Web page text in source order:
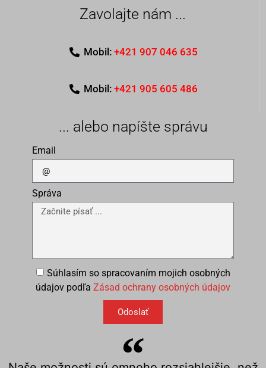
Zavolajte nám ...
Mobil: +421 907 046 635
Mobil: +421 905 605 486
... alebo napíšte správu
Email
Správa
Súhlasím so spracovaním mojich osobných
údajov podľa Zásad ochrany osobných údajov
Odoslať